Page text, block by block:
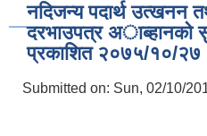
नदिजन्य पदार्थ उत्खनन
दरभाउपत्र अाब्हानकाे
प्रकाशित २०७५/१०/२७
Submitted on: Sun, 02/10/